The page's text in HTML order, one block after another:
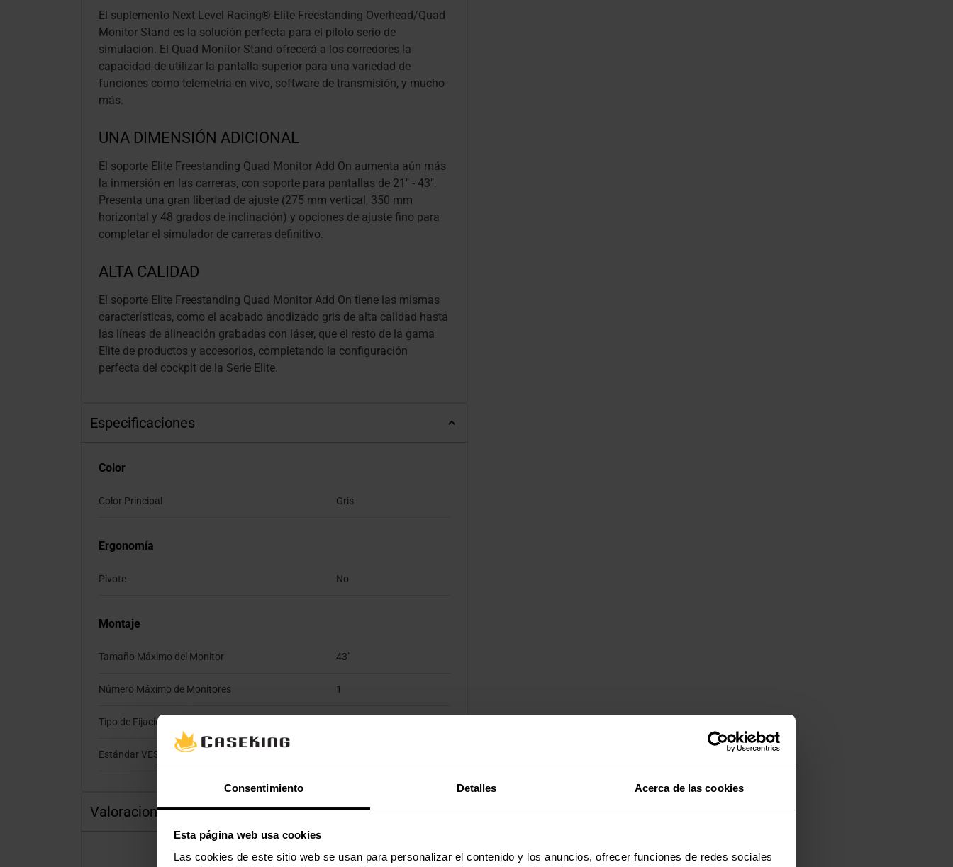
Consentimiento Detalles Acerca de las cookies
Esta página web usa cookies
Las cookies de este sitio web se usan para personalizar el contenido y los anuncios, ofrecer funciones de redes sociales
El suplemento Next Level Racing® Elite Freestanding Overhead/Quad
Monitor Stand es la solución perfecta para el piloto serio de
simulación. El Quad Monitor Stand ofrecerá a los corredores la
capacidad de utilizar la pantalla superior para una variedad de
funciones como telemetría en vivo, software de transmisión, y mucho
más.
UNA DIMENSIÓN ADICIONAL
El soporte Elite Freestanding Quad Monitor Add On aumenta aún más
la inmersión en las carreras, con soporte para pantallas de 21" - 43".
Presenta una gran libertad de ajuste (275 mm vertical, 350 mm
horizontal y 48 grados de inclinación) y opciones de ajuste fino para
completar el simulador de carreras definitivo.
ALTA CALIDAD
El soporte Elite Freestanding Quad Monitor Add On tiene las mismas
características, como el acabado anodizado gris de alta calidad hasta
las líneas de alineación grabadas con láser, que el resto de la gama
Elite de productos y accesorios, completando la configuración
perfecta del cockpit de la Serie Elite.
Especificaciones
Color
Color Principal Gris
Ergonomía
Pivote No
Montaje
Tamaño Máximo del Monitor 43"
Número Máximo de Monitores 1
Tipo de Fijación
Estándar VESA
Valoraciones